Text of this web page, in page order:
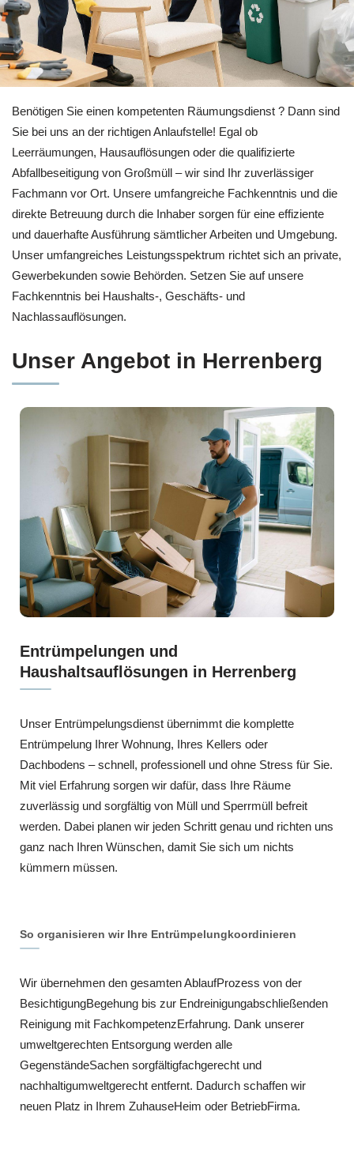
Professionelle Entrümpelung in Herrenberg bei
Benötigen Sie einen kompetenten Räumungsdienst ? Dann sind
Sie bei uns an der richtigen Anlaufstelle! Egal ob
Leerräumungen, Hausauflösungen oder die qualifizierte
Abfallbeseitigung von Großmüll – wir sind Ihr zuverlässiger
Fachmann vor Ort. Unsere umfangreiche Fachkenntnis und die
direkte Betreuung durch die Inhaber sorgen für eine effiziente
und dauerhafte Ausführung sämtlicher Arbeiten und Umgebung.
Unser umfangreiches Leistungsspektrum richtet sich an private,
Gewerbekunden sowie Behörden. Setzen Sie auf unsere
Fachkenntnis bei Haushalts-, Geschäfts- und
Nachlassauflösungen.
Unser Angebot in Herrenberg
Entrümpelungen und
Haushaltsauflösungen in Herrenberg
Unser Entrümpelungsdienst übernimmt die komplette
Entrümpelung Ihrer Wohnung, Ihres Kellers oder
Dachbodens – schnell, professionell und ohne Stress für Sie.
Mit viel Erfahrung sorgen wir dafür, dass Ihre Räume
zuverlässig und sorgfältig von Müll und Sperrmüll befreit
werden. Dabei planen wir jeden Schritt genau und richten uns
ganz nach Ihren Wünschen, damit Sie sich um nichts
kümmern müssen.
So organisieren wir Ihre Entrümpelungkoordinieren
Wir übernehmen den gesamten AblaufProzess von der
BesichtigungBegehung bis zur Endreinigungabschließenden
Reinigung mit FachkompetenzErfahrung. Dank unserer
umweltgerechten Entsorgung werden alle
GegenständeSachen sorgfältigfachgerecht und
nachhaltigumweltgerecht entfernt. Dadurch schaffen wir
neuen Platz in Ihrem ZuhauseHeim oder BetriebFirma.